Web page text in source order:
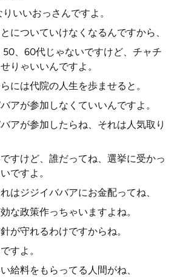
いいおっさんですよ。
についていけなくなるんですから、
、60代じゃないですけど、チャチ
りゃいいんですよ。
には代院の人生を歩ませると。
アが参加しなくていいんですよ。
アが参加したらね、それは人気取り
すけど、誰だってね、選挙に受かっ
ですよ。
はジジイババアにお金配ってね、
な政策作っちゃいますよね。
が守れるわけですからね。
すよ。
給料をもらってる人間がね、